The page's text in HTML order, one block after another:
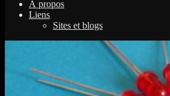
À propos
Liens
Sites et blogs